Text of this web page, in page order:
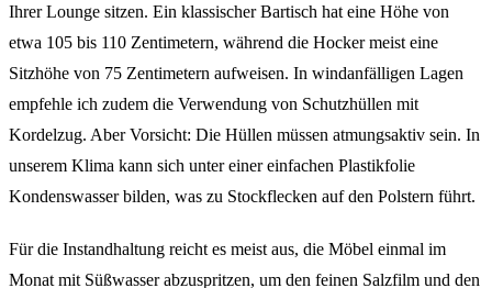
Ihrer Lounge sitzen. Ein klassischer Bartisch hat eine Höhe von
etwa 105 bis 110 Zentimetern, während die Hocker meist eine
Sitzhöhe von 75 Zentimetern aufweisen. In windanfälligen Lagen
empfehle ich zudem die Verwendung von Schutzhüllen mit
Kordelzug. Aber Vorsicht: Die Hüllen müssen atmungsaktiv sein. In
unserem Klima kann sich unter einer einfachen Plastikfolie
Kondenswasser bilden, was zu Stockflecken auf den Polstern führt.
Für die Instandhaltung reicht es meist aus, die Möbel einmal im
Monat mit Süßwasser abzuspritzen, um den feinen Salzfilm und den